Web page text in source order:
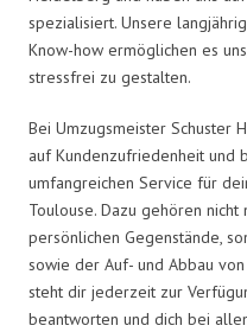
spezialisiert. Unsere
Know-how ermöglichen es
stressfrei zu gestalten.
Bei Umzugsmeister
auf Kundenzufriedenheit und
umfangreichen Service für
Toulouse. Dazu gehören
persönlichen Gegenstände,
sowie der Auf- und Abbau
steht dir jederzeit zur
beantworten und dich bei